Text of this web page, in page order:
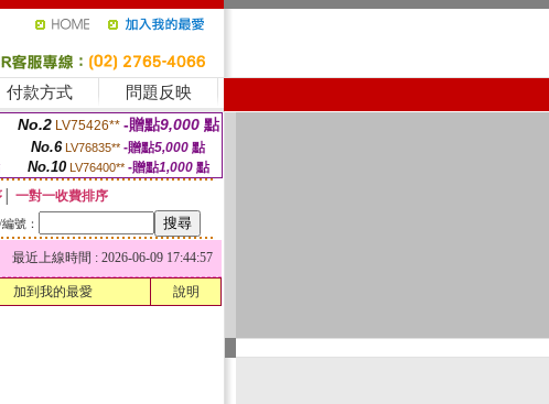
付款方式 問題反映
No.2 LV75426** -贈點9,000 點
No.6 LV76835** -贈點5,000點
No.10 LV76400** -贈點1,000 點
一對一收費排序
號：
最近上線時間 : 2026-06-09 17:44:57
加到我的最愛 說明